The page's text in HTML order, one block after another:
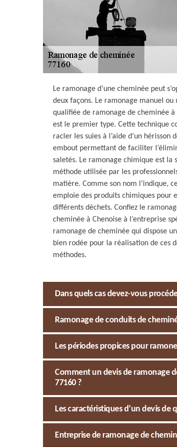
Le ramonage d’une cheminée peut
deux façons. Le ramonage manuel ou
qualifiée de ramonage de cheminée à
est le premier type. Cette technique
racler les suies à l’aide d’un hérisson
embout permettant de faciliter
saletés. Le ramonage chimique est la
méthode utilisée par les
matière. Comme son nom l’indique,
emploie des produits chimiques pour
différents déchets. Confiez le
cheminée à Chenoise à l’entreprise
ramonage de cheminée qui dispose
bien rodée pour la réalisation de ces
méthodes.
Dans quels cas devez-vous
Ramonage de conduits de
Les périodes propices pour
Comment un devis de ramonage
77160 ?
Les caractéristiques d’un devis de
Entreprise de ramonage de